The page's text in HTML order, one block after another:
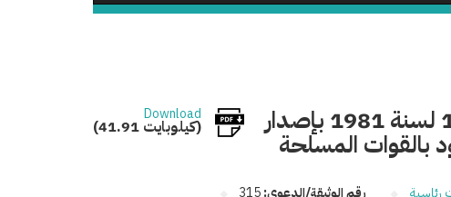
تعديل جدول فئات الرواتب المرافق للقانون 123 لسنة 1981 بإصدار
المسلحة
Download
(41.91 كيلوبايت)
رئاسية رقم الوثيقة/الدعوى:315